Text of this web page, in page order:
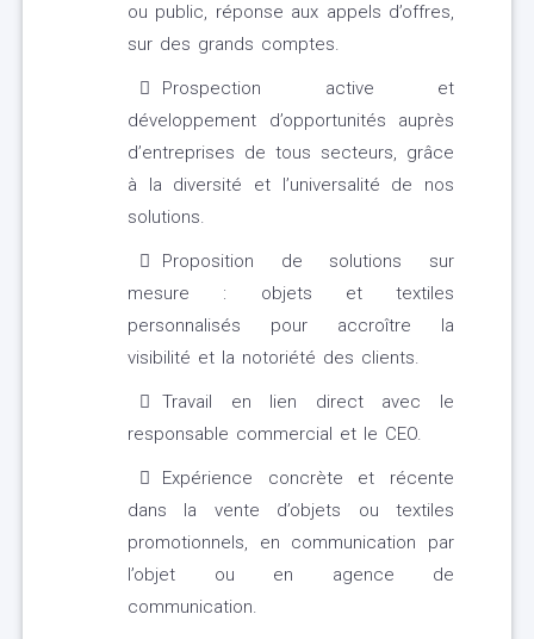
ou public, réponse aux appels d’offres,
sur des grands comptes.
Prospection active et
développement d’opportunités auprès
d’entreprises de tous secteurs, grâce
à la diversité et l’universalité de nos
solutions.
Proposition de solutions sur
mesure : objets et textiles
personnalisés pour accroître la
visibilité et la notoriété des clients.
Travail en lien direct avec le
responsable commercial et le CEO.
Expérience concrète et récente
dans la vente d’objets ou textiles
promotionnels, en communication par
l’objet ou en agence de
communication.